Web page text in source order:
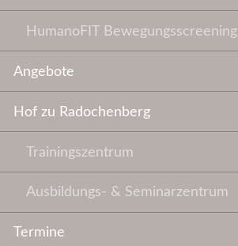
HumanoFIT Bewegungsscreening
Angebote
Hof zu Radochenberg
Trainingszentrum
Ausbildungs- & Seminarzentrum
Termine